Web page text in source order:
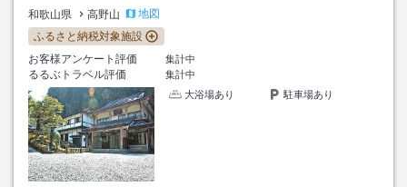
和歌山県 高野山
地図
ふるさと納税対象施設
お客様アンケート評価
集計中
るるぶトラベル評価
集計中
大浴場あり
駐車場あり